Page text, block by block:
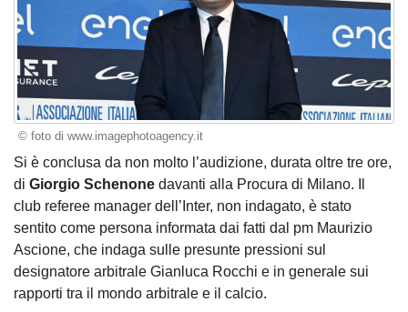
© foto di www.imagephotoagency.it
Si è conclusa da non molto l’audizione, durata oltre tre ore,
di Giorgio Schenone davanti alla Procura di Milano. Il
club referee manager dell’Inter, non indagato, è stato
sentito come persona informata dai fatti dal pm Maurizio
Ascione, che indaga sulle presunte pressioni sul
designatore arbitrale Gianluca Rocchi e in generale sui
rapporti tra il mondo arbitrale e il calcio.